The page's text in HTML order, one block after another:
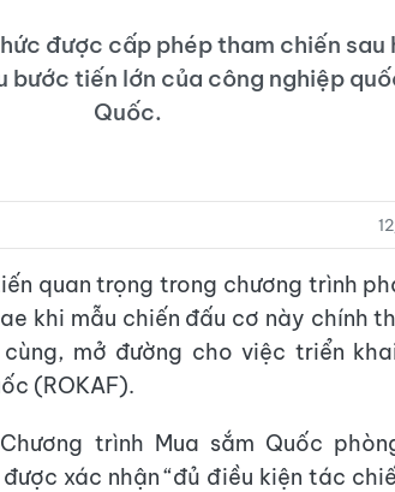
được cấp phép tham chiến sau
bước tiến lớn của công nghiệp
Quốc.
quan trọng trong chương trình
khi mẫu chiến đấu cơ này chính
mở đường cho việc triển
(ROKAF).
trình Mua sắm Quốc
xác nhận “đủ điều kiện tác